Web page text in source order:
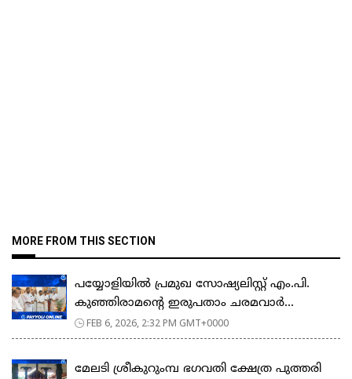
MORE FROM THIS SECTION
പയ്യോളിയിൽ പ്രമുഖ സോഷ്യലിസ്റ്റ് എം.പി.
കുഞ്ഞിരാമന്റെ ഇരുപതാം ചരമവാർ...
FEB 6, 2026, 2:32 PM GMT+0000
മേലടി ശ്രീകുറുംമ്പ ഭഗവതി ക്ഷേത്ര പുത്തരി